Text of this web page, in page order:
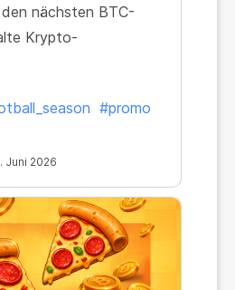
nächsten BTC-
Krypto-
#promo
Juni 2026